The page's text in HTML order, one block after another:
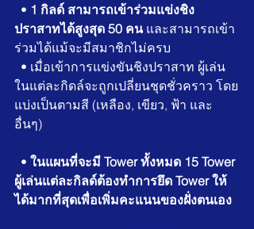
  •
1 กิลด์ สามารถเข้าร่วมแข่งชิง
ปราสาทได้สูงสุด 50 คน และสามารถเข้า
ร่วมได้แม้จะมีสมาชิกไม่ครบ
ในแต่ละกิดล์จะถูกเปลี่ยนชุดชั่วคราว โดย
แบ่งเป็นตามสี (เหลือง, เขียว, ฟ้า และ
อื่นๆ)
  •
ในแผนที่จะมี Tower ทั้งหมด 15 Tower
ผู้เล่นแต่ละกิลด์ต้องทำการยึด Tower ให้
ได้มากที่สุดเพื่อเพิ่มคะแนนของฝั่งตนเอง